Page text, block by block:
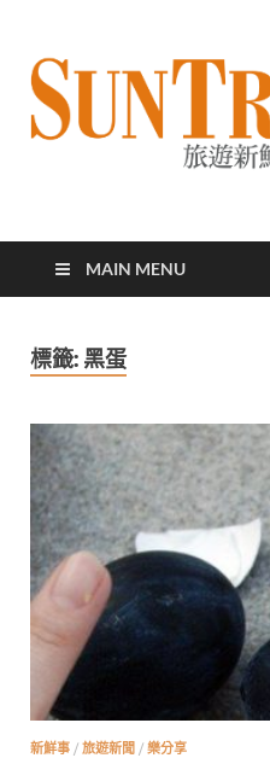
太陽網
MAIN MENU
標籤: 黑蛋
新鮮事 / 旅遊新聞 / 樂分享